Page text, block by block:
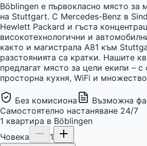
Böblingen е първокласно място за
на Stuttgart. С Mercedes-Benz в
Hewlett Packard и гъста
високотехнологични и
както и магистрала A81 към
разстоянията са кратки. Нашите
предлагат място за цели екипи – с
просторна кухня, WiFi и
Без комисиона
Възможна
Самостоятелно настаняване 24/7
1 квартира в Böblingen
Човека
1